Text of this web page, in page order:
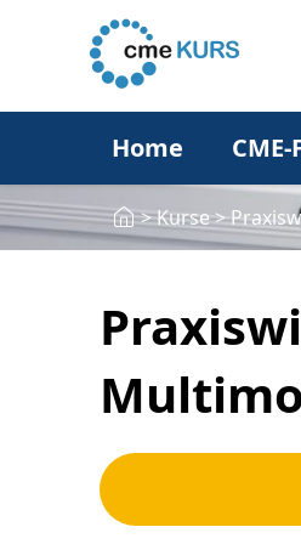
Home
>Kurse >